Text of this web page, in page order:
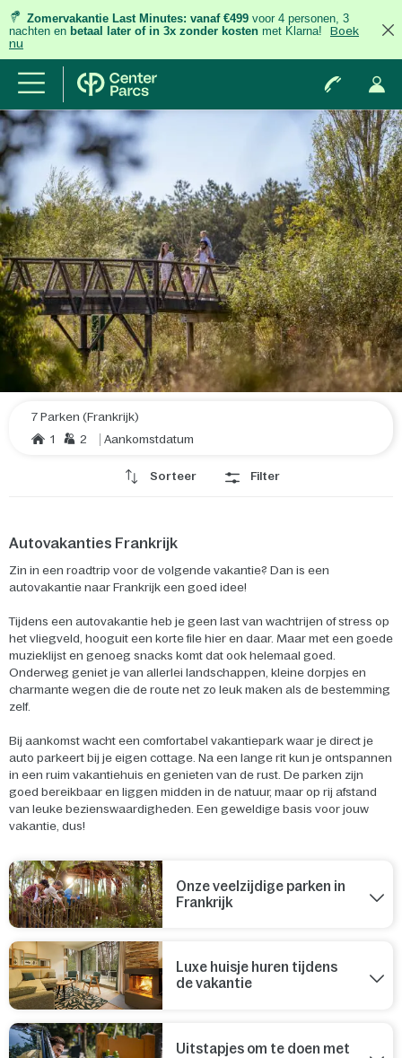
Zomervakantie Last Minutes: vanaf €499 voor 4 personen, 3
nachten en betaal later of in 3x zonder kosten met Klarna!
Boek
nu
7 Parken (Frankrijk)
1
2 Aankomstdatum
Sorteer Filter
Autovakanties Frankrijk
Zin in een roadtrip voor de volgende vakantie? Dan is een
autovakantie naar Frankrijk een goed idee!
Tijdens een autovakantie heb je geen last van wachtrijen of stress op
het vliegveld, hooguit een korte file hier en daar. Maar met een goede
muzieklijst en genoeg snacks komt dat ook helemaal goed.
Onderweg geniet je van allerlei landschappen, kleine dorpjes en
charmante wegen die de route net zo leuk maken als de bestemming
zelf.
Bij aankomst wacht een comfortabel vakantiepark waar je direct je
auto parkeert bij je eigen cottage. Na een lange rit kun je ontspannen
in een ruim vakantiehuis en genieten van de rust. De parken zijn
goed bereikbaar en liggen midden in de natuur, maar op rij afstand
van leuke bezienswaardigheden. Een geweldige basis voor jouw
vakantie, dus!
Onze veelzijdige parken in
Frankrijk
Luxe huisje huren tijdens
de vakantie
Uitstapjes om te doen met